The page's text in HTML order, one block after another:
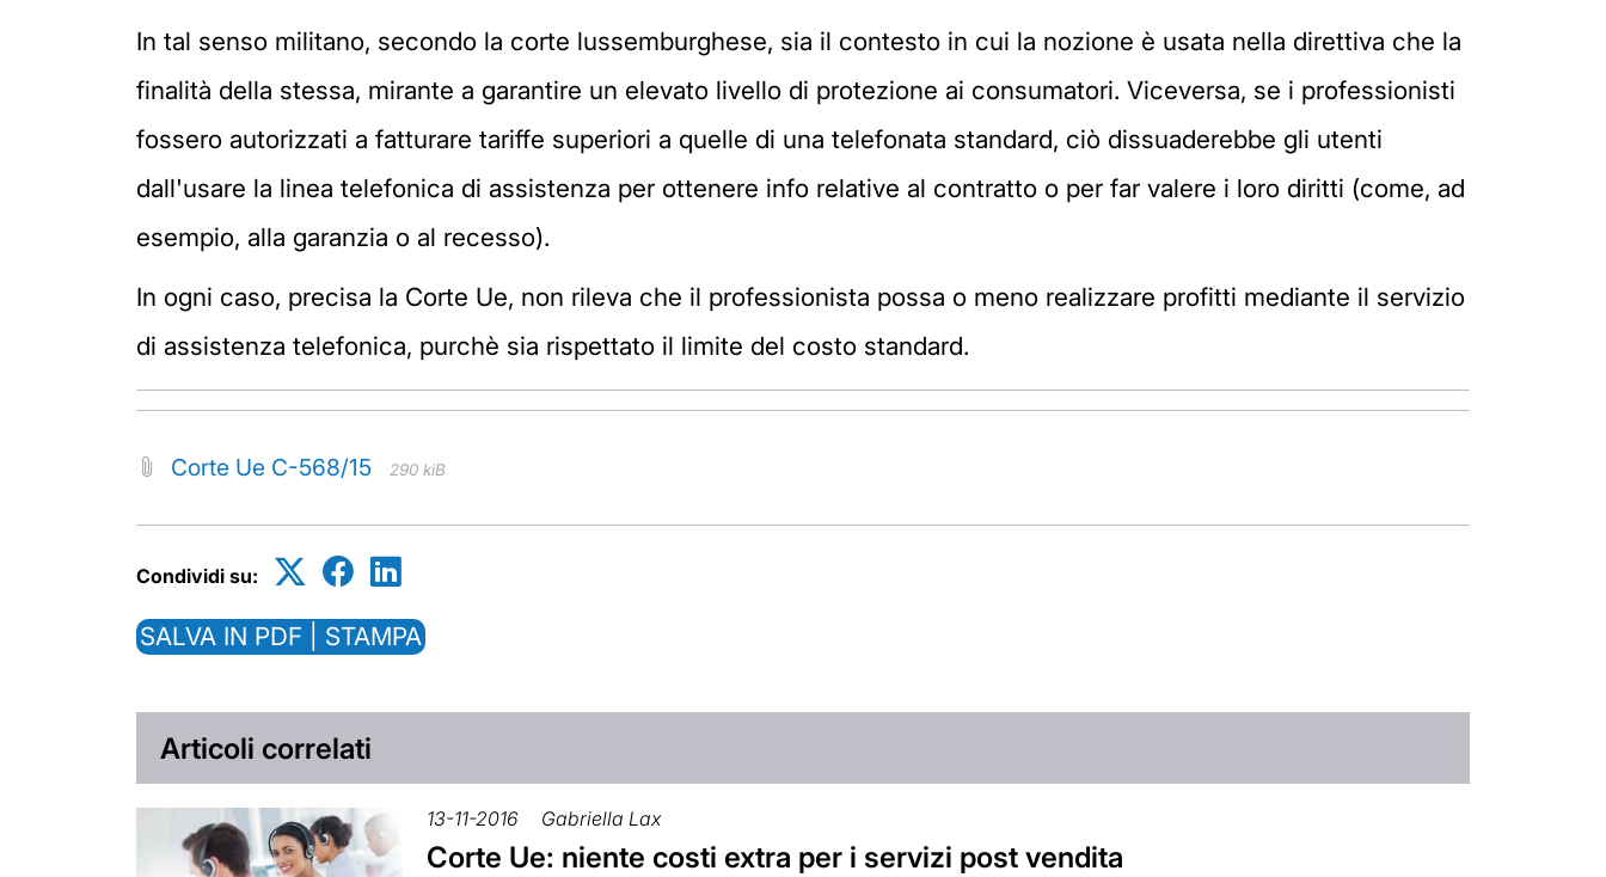
In tal senso militano, secondo la corte lussemburghese, sia il contesto in cui la nozione è usata nella direttiva che la
finalità della stessa, mirante a garantire un elevato livello di protezione ai consumatori. Viceversa, se i professionisti
fossero autorizzati a fatturare tariffe superiori a quelle di una telefonata standard, ciò dissuaderebbe gli utenti
dall'usare la linea telefonica di assistenza per ottenere info relative al contratto o per far valere i loro diritti (come, ad
esempio, alla garanzia o al recesso).
In ogni caso, precisa la Corte Ue, non rileva che il professionista possa o meno realizzare profitti mediante il servizio
di assistenza telefonica, purchè sia rispettato il limite del costo standard.
Corte Ue C-568/15 290 kiB
Condividi su:
SALVA IN PDF | STAMPA
Articoli correlati
13-11-2016 Gabriella Lax
Corte Ue: niente costi extra per i servizi post vendita